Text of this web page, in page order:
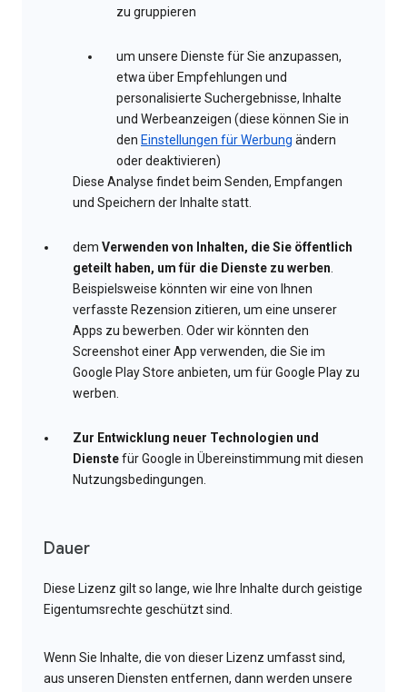
zu gruppieren
um unsere Dienste für Sie anzupassen,
etwa über Empfehlungen und
personalisierte Suchergebnisse, Inhalte
und Werbeanzeigen (diese können Sie in
den Einstellungen für Werbung ändern
oder deaktivieren)
Diese Analyse findet beim Senden, Empfangen
und Speichern der Inhalte statt.
dem Verwenden von Inhalten, die Sie öffentlich
geteilt haben, um für die Dienste zu werben.
Beispielsweise könnten wir eine von Ihnen
verfasste Rezension zitieren, um eine unserer
Apps zu bewerben. Oder wir könnten den
Screenshot einer App verwenden, die Sie im
Google Play Store anbieten, um für Google Play zu
werben.
Zur Entwicklung neuer Technologien und
Dienstefür Google in Übereinstimmung mit diesen
Nutzungsbedingungen.
Dauer
Diese Lizenz gilt so lange, wie Ihre Inhalte durch geistige
Eigentumsrechte geschützt sind.
Wenn Sie Inhalte, die von dieser Lizenz umfasst sind,
aus unseren Diensten entfernen, dann werden unsere